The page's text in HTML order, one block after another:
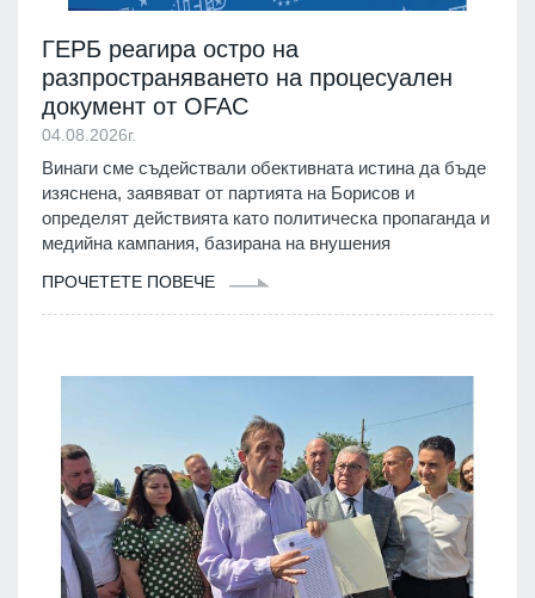
ГЕРБ реагира остро на
разпространяването на процесуален
документ от OFAC
04.08.2026г.
Винаги сме съдействали обективната истина да бъде
изяснена, заявяват от партията на Борисов и
определят действията като политическа пропаганда и
медийна кампания, базирана на внушения
ПРОЧЕТЕТЕ ПОВЕЧЕ